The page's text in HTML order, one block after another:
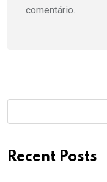
comentário.
Recent Posts